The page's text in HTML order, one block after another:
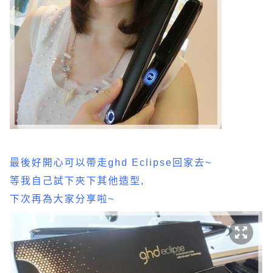
最後好開心可以帶走ghd Eclipse回家去~
等我自己試下夾下其他造型,
下次再為大家分享啦~